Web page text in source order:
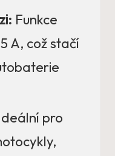
Funkce
A, což stačí
pro